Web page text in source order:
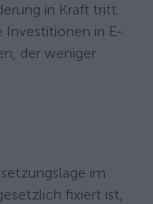
in Kraft tritt.
Investitionen in E-
der weniger
im
fixiert ist,